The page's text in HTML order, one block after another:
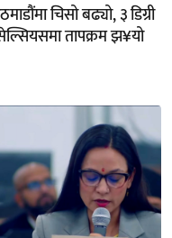
चिसो बढ्यो, ३ डिग्री
तापक्रम झ¥यो